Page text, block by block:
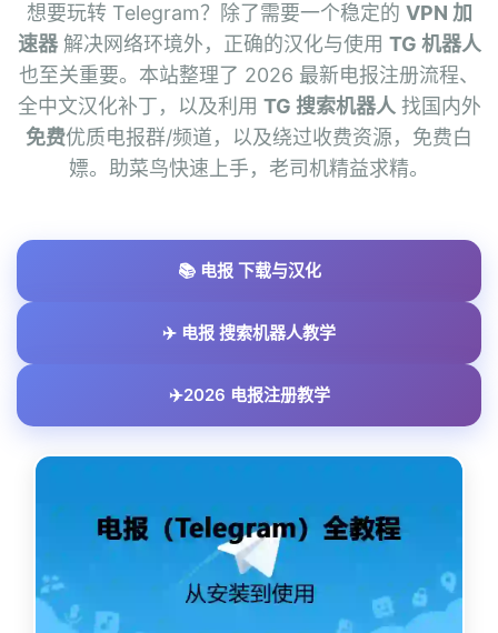
想要玩转 Telegram？除了需要一个稳定的 VPN 加
速器解决网络环境外，正确的汉化与使用 TG 机器人
也至关重要。本站整理了 2026 最新电报注册流程、
全中文汉化补丁，以及利用 TG 搜索机器人 找国内外
免费优质电报群/频道，以及绕过收费资源，免费白
嫖。助菜鸟快速上手，老司机精益求精。
📚 电报 下载与汉化
✈️ 电报 搜索机器人教学
✈️2026 电报注册教学